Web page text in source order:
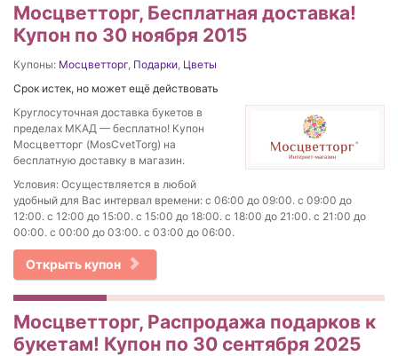
Мосцветторг, Бесплатная доставка!
Купон по 30 ноября 2015
Купоны: Мосцветторг Подарки Цветы
Срок истек, но может ещё действовать
Круглосуточная доставка букетов в
пределах МКАД — бесплатно! Купон
Мосцветторг (MosCvetTorg) на
бесплатную доставку в магазин.
Условия: Осуществляется в любой
удобный для Вас интервал времени: с 06:00 до 09:00. c 09:00 до
12:00. с 12:00 до 15:00. с 15:00 до 18:00. с 18:00 до 21:00. c 21:00 до
00:00. с 00:00 до 03:00. с 03:00 до 06:00.
Открыть купон
Мосцветторг, Распродажа подарков к
букетам! Купон по 30 сентября 2025